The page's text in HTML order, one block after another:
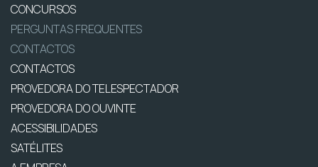
CONCURSOS
PERGUNTAS FREQUENTES
CONTACTOS
CONTACTOS
PROVEDORA DO TELESPECTADOR
PROVEDORA DO OUVINTE
ACESSIBILIDADES
SATÉLITES